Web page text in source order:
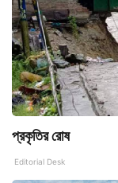
প্রকৃতির রোষ
Editorial Desk